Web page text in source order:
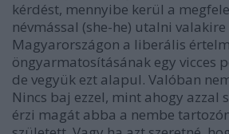
kérdést, mennyibe kerül a
névmással (she-he) utalni valakire
Magyarországon a liberális
öngyarmatosításának egy vicces
de vegyük ezt alapul. Valóban
Nincs baj ezzel, mint ahogy azzal
érzi magát abba a nembe